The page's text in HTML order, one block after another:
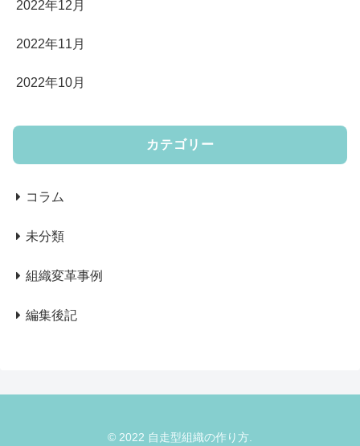
2022年12月
2022年11月
2022年10月
カテゴリー
コラム
未分類
組織変革事例
編集後記
© 2022 自走型組織の作り方.